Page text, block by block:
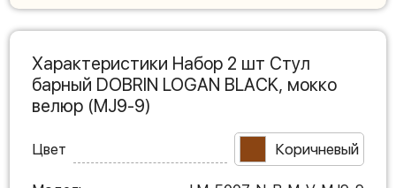
Характеристики Набор 2 шт Стул
барный DOBRIN LOGAN BLACK, мокко
велюр (MJ9-9)
Цвет Коричневый